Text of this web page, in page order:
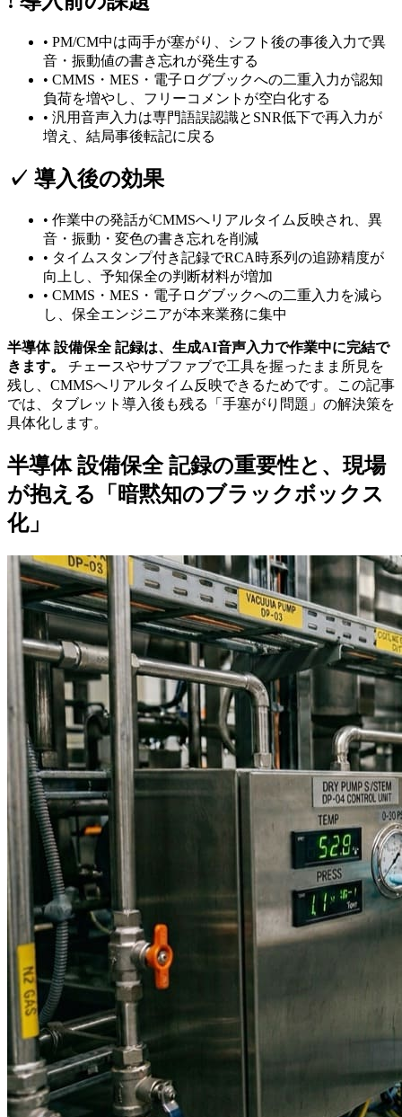
• PM/CM中は両手が塞がり、 シフト後の事後 入力で異
音・振動値の書き忘れが発生する
• CMMS・MES・電子ログブックへの二重入力が認知
負荷を増やし、 フリーコメントが空白化する
• 汎用音声入力は専門語誤認識と SNR低下で再入力が
増え、 結局事後転記に 戻る
✓ 導入後の効果
• 作業中の発話がCMMSへリアルタイム反映され、 異
音・振動・変色の書き忘れを削減
• タイムスタンプ付き記録でRCA時系列の追跡精度が
向上し、 予知保全の判断材料が増加
• CMMS・MES・電子ログブックへの二重入力を減ら
し、 保全エンジニアが本来業務に集中
半導体 設備保全 記録は、生成AI音声入力で作業中に完結で
きます。​
チェースやサブファブで工具を握ったまま所見を
残し、CMMSへリアルタイム反映できるためです。この記事
では、タブレット導入後も残る「手塞がり問題」の解決策を
具体化します。
半導体 設備保全 記録の重要性と、現場
が抱える「暗黙知のブラックボックス
化」